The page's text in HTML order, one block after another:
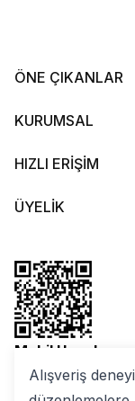
Alışveriş
ÖNE ÇIKANLAR
KURUMSAL
HIZLI ERİŞİM
ÜYELİK
Mobil